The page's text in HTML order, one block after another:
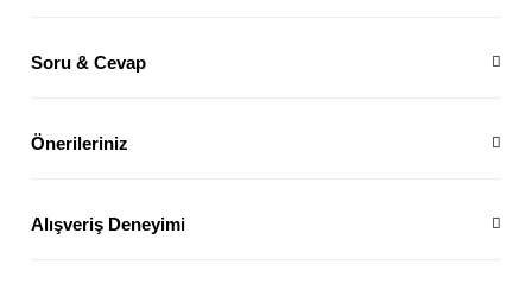
Soru & Cevap
Önerileriniz
Alışveriş Deneyimi